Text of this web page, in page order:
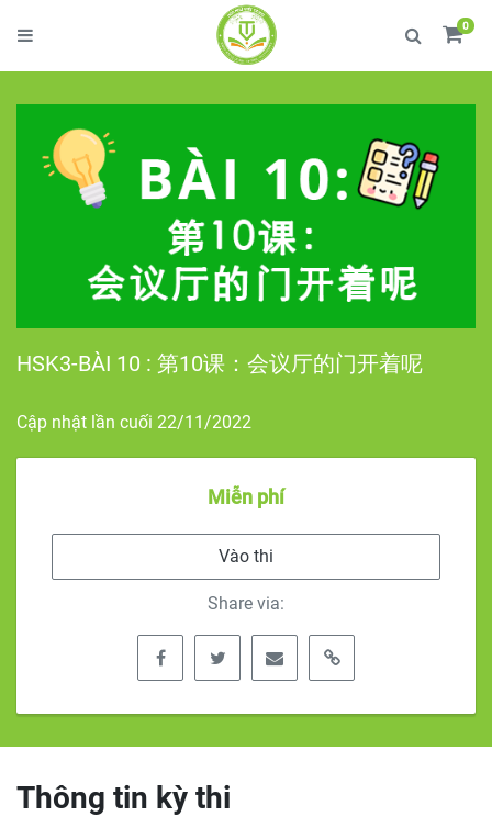
0
HSK3-BÀI 10 : 第10课：会议厅的门开着呢
Cập nhật lần cuối 22/11/2022
Miễn phí
Vào thi
Share via:
Thông tin kỳ thi